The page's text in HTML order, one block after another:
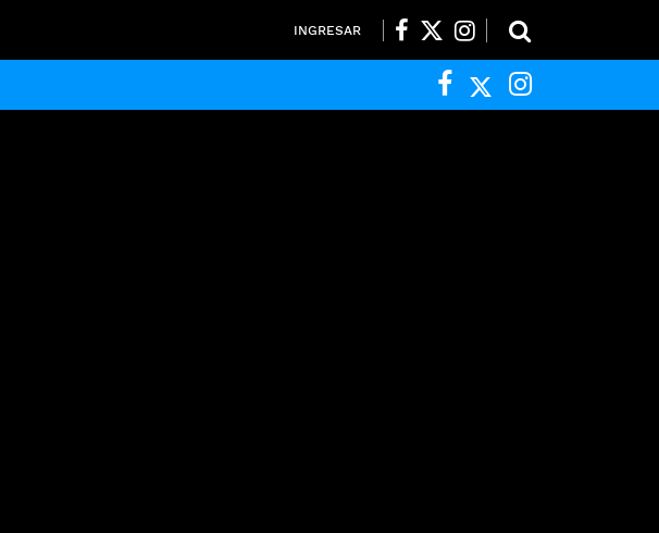
INGRESAR